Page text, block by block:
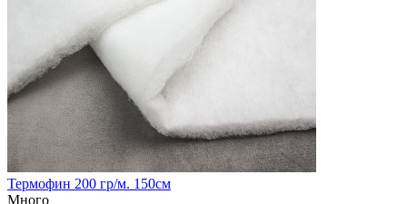
Термофин 200 гр/м. 150см
Много